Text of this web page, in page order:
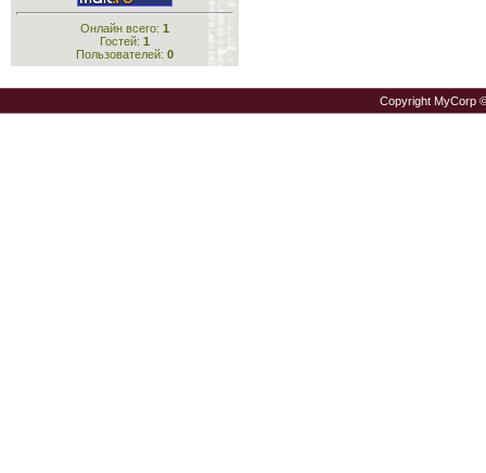
Онлайн всего: 1
Гостей: 1
Пользователей: 0
Copyright MyCorp